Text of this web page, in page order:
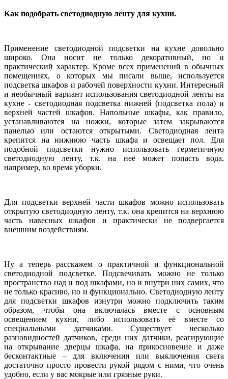
Как подобрать светодиодную ленту для кухни.
Применение светодиодной подсветки на кухне довольно
широко. Она носит не только декоративный, но и
практический характер. Кроме всех применений в обычных
помещениях, о которых мы писали выше, используется
подсветка шкафов и рабочей поверхности кухни. Интересный
и необычный вариант использования светодиодной ленты на
кухне - светодиодная подсветка нижней (подсветка пола) и
верхней частей шкафов. Напольные шкафы, как правило,
устанавливаются на ножки, которые затем закрываются
панелью или остаются открытыми. Светодиодная лента
крепится на нижнюю часть шкафа и освещает пол. Для
подобной подсветки нужно использовать герметичную
светодиодную ленту, т.к. на неё может попасть вода,
например, во время уборки.
Для подсветки верхней части шкафов можно использовать
открытую светодиодную ленту, т.к. она крепится на верхнюю
часть навесных шкафов и практически не подвергается
внешним воздействиям.
Ну а теперь расскажем о практичной и функциональной
светодиодной подсветке. Подсвечивать можно не только
пространство над и под шкафами, но и внутри них самих, что
не только красиво, но и функционально. Светодиодную ленту
для подсветки шкафов изнутри можно подключить таким
образом, чтобы она включалась вместе с основным
освещением кухни, либо использовать её вместе со
специальными датчиками. Существует несколько
разновидностей датчиков, среди них датчики, реагирующие
на открывание дверцы шкафа, на прикосновение и даже
бесконтактные – для включения или выключения света
достаточно просто провести рукой рядом с ними, что очень
удобно, если у вас мокрые или грязные руки.